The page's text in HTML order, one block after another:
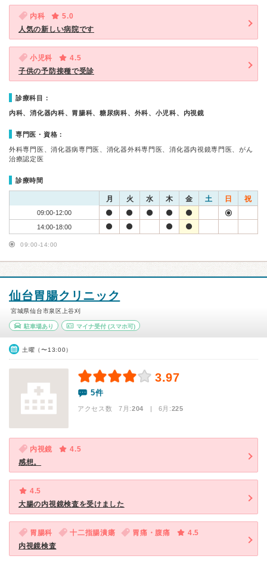
内科
5.0
人気の新しい病院です
小児科
4.5
子供の予防接種で受診
診療科目：
内科、消化器内科、胃腸科、糖尿病科、外科、小児科、内視鏡
専門医・資格：
外科専門医、消化器病専門医、消化器外科専門医、消化器内視鏡専門医、がん
治療認定医
診療時間
月 火 水 木 金 土 日 祝
09:00-12:00
14:00-18:00
09:00-14:00
仙台胃腸クリニック
宮城県仙台市泉区上谷刈
駐車場あり マイナ受付(スマホ可)
土曜（〜13:00）
3.97
5件
アクセス数 7月:204 | 6月:225
内視鏡
4.5
感想。
4.5
大腸の内視鏡検査を受けました
胃腸科 十二指腸潰瘍 胃痛・腹痛
4.5
内視鏡検査